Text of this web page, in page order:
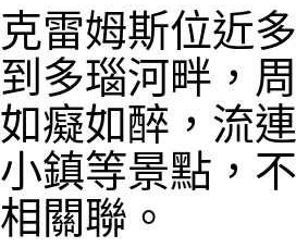
克雷姆斯位近
到多瑙河畔，
如癡如醉，流
小鎮等景點，
相關聯。